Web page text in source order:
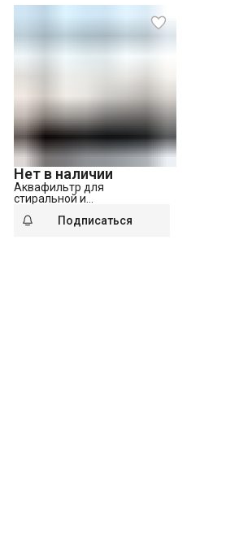
Нет в наличии
Аквафильтр для
стиральной и
Hotpoint C 00091845
Подписаться